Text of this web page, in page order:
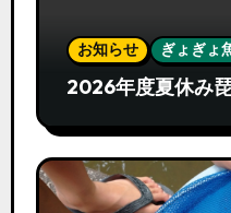
お知らせ ぎょぎょ
2026年度夏休み